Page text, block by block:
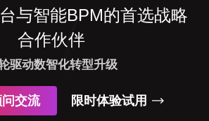
与智能BPM的首选战略
合作伙伴
驱动数智化转型升级
交流 限时体验试用